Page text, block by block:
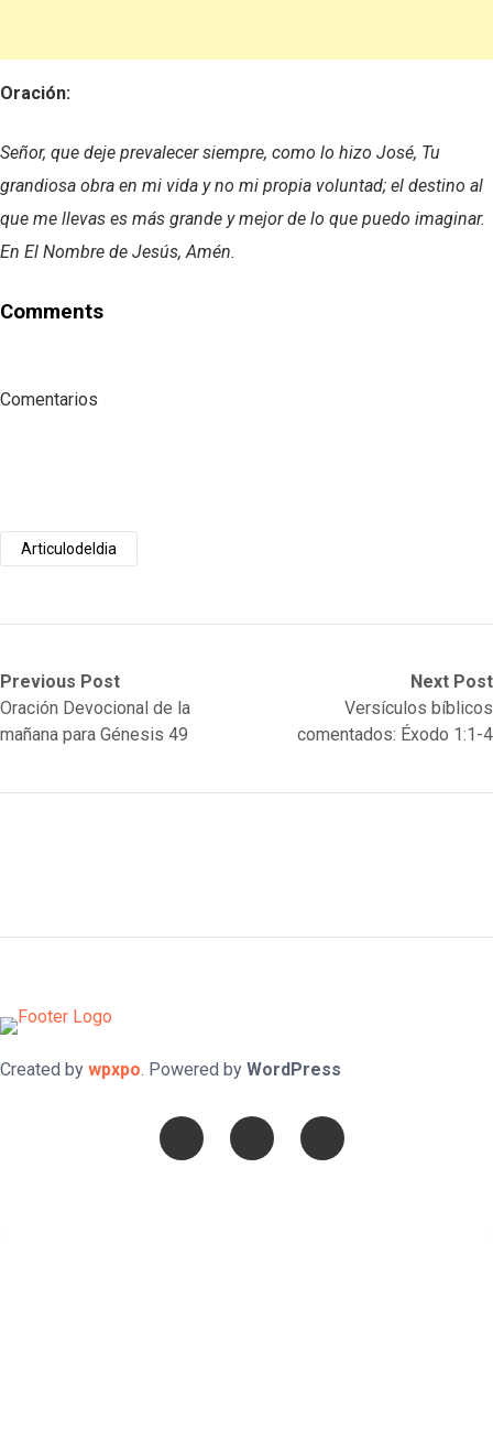
Oración:
Señor, que deje prevalecer siempre, como lo hizo José, Tu
grandiosa obra en mi vida y no mi propia voluntad; el destino al
que me llevas es más grande y mejor de lo que puedo imaginar.
En El Nombre de Jesús, Amén.
Comments
Comentarios
Articulodeldia
Post
navigation
Previous Post
Previous
post:
Oración Devocional de la
mañana para Génesis 49
Next Post
Next
post:
Versículos bíblicos
comentados: Éxodo 1:1-4
Created by wpxpo. Powered by WordPress